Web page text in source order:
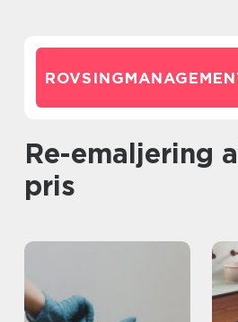
Re-emaljering af badekar
pris